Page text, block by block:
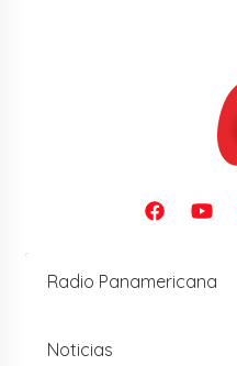
Radio Panamericana
Noticias